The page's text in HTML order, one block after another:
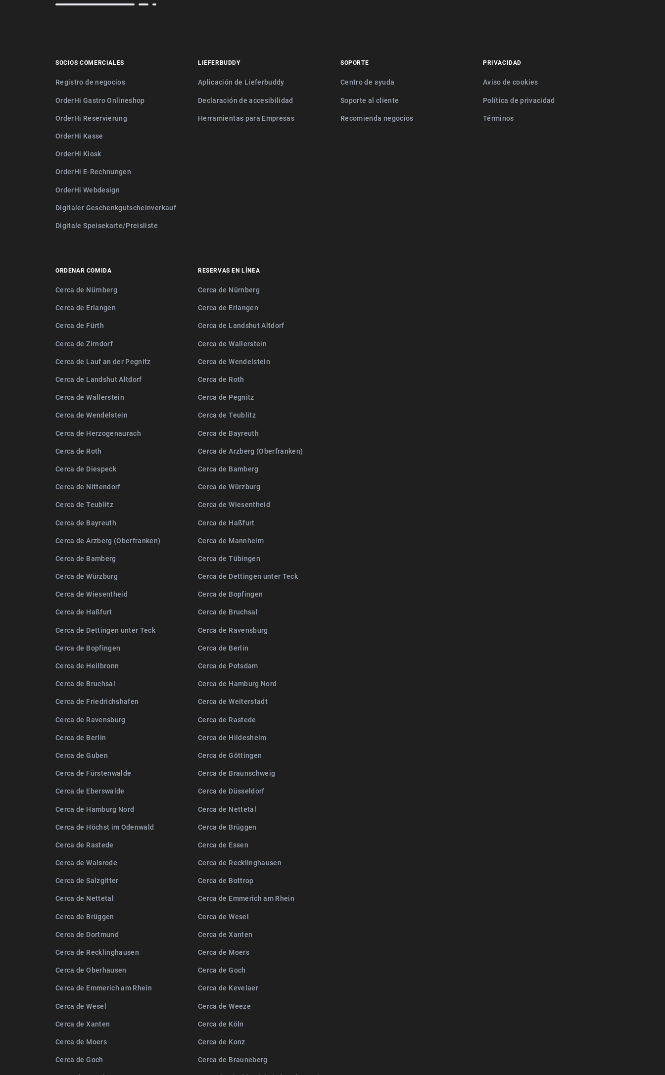
SOCIOS COMERCIALES
Registro de negocios
OrderHi Gastro Onlineshop
OrderHi Reservierung
OrderHi Kasse
OrderHi Kiosk
OrderHi E-Rechnungen
OrderHi Webdesign
Digitaler Geschenkgutscheinverkauf
Digitale Speisekarte/Preisliste
LIEFERBUDDY
Aplicación de Lieferbuddy
Declaración de accesibilidad
Herramientas para Empresas
SOPORTE
Centro de ayuda
Soporte al cliente
Recomienda negocios
PRIVACIDAD
Aviso de cookies
Política de privacidad
Términos
ORDENAR COMIDA
Cerca de Nürnberg
Cerca de Erlangen
Cerca de Fürth
Cerca de Zirndorf
Cerca de Lauf an der Pegnitz
Cerca de Landshut Altdorf
Cerca de Wallerstein
Cerca de Wendelstein
Cerca de Herzogenaurach
Cerca de Roth
Cerca de Diespeck
Cerca de Nittendorf
Cerca de Teublitz
Cerca de Bayreuth
Cerca de Arzberg (Oberfranken)
Cerca de Bamberg
Cerca de Würzburg
Cerca de Wiesentheid
Cerca de Haßfurt
Cerca de Dettingen unter Teck
Cerca de Bopfingen
Cerca de Heilbronn
Cerca de Bruchsal
Cerca de Friedrichshafen
Cerca de Ravensburg
Cerca de Berlin
Cerca de Guben
Cerca de Fürstenwalde
Cerca de Eberswalde
Cerca de Hamburg Nord
Cerca de Höchst im Odenwald
Cerca de Rastede
Cerca de Walsrode
Cerca de Salzgitter
Cerca de Nettetal
Cerca de Brüggen
Cerca de Dortmund
Cerca de Recklinghausen
Cerca de Oberhausen
Cerca de Emmerich am Rhein
Cerca de Wesel
Cerca de Xanten
Cerca de Moers
Cerca de Goch
RESERVAS EN LÍNEA
Cerca de Nürnberg
Cerca de Erlangen
Cerca de Landshut Altdorf
Cerca de Wallerstein
Cerca de Wendelstein
Cerca de Roth
Cerca de Pegnitz
Cerca de Teublitz
Cerca de Bayreuth
Cerca de Arzberg (Oberfranken)
Cerca de Bamberg
Cerca de Würzburg
Cerca de Wiesentheid
Cerca de Haßfurt
Cerca de Mannheim
Cerca de Tübingen
Cerca de Dettingen unter Teck
Cerca de Bopfingen
Cerca de Bruchsal
Cerca de Ravensburg
Cerca de Berlin
Cerca de Potsdam
Cerca de Hamburg Nord
Cerca de Weiterstadt
Cerca de Rastede
Cerca de Hildesheim
Cerca de Göttingen
Cerca de Braunschweig
Cerca de Düsseldorf
Cerca de Nettetal
Cerca de Brüggen
Cerca de Essen
Cerca de Recklinghausen
Cerca de Bottrop
Cerca de Emmerich am Rhein
Cerca de Wesel
Cerca de Xanten
Cerca de Moers
Cerca de Goch
Cerca de Kevelaer
Cerca de Weeze
Cerca de Köln
Cerca de Konz
Cerca de Brauneberg